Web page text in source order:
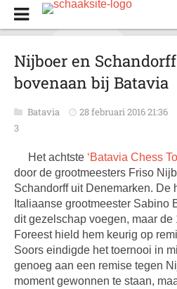
Nijboer en
bovenaan bij Batavia
Batavia 28 februari 2016 21:36
3
Het achtste ‘Batavia Chess
door de grootmeesters Friso
Schandorff uit Denemarken. De
Italiaanse grootmeester Sabino
dit gezelschap voegen, maar de
Foreest hield hem keurig op
Soors eindigde het toernooi in
genoeg aan een remise tegen
moment gewonnen te staan,